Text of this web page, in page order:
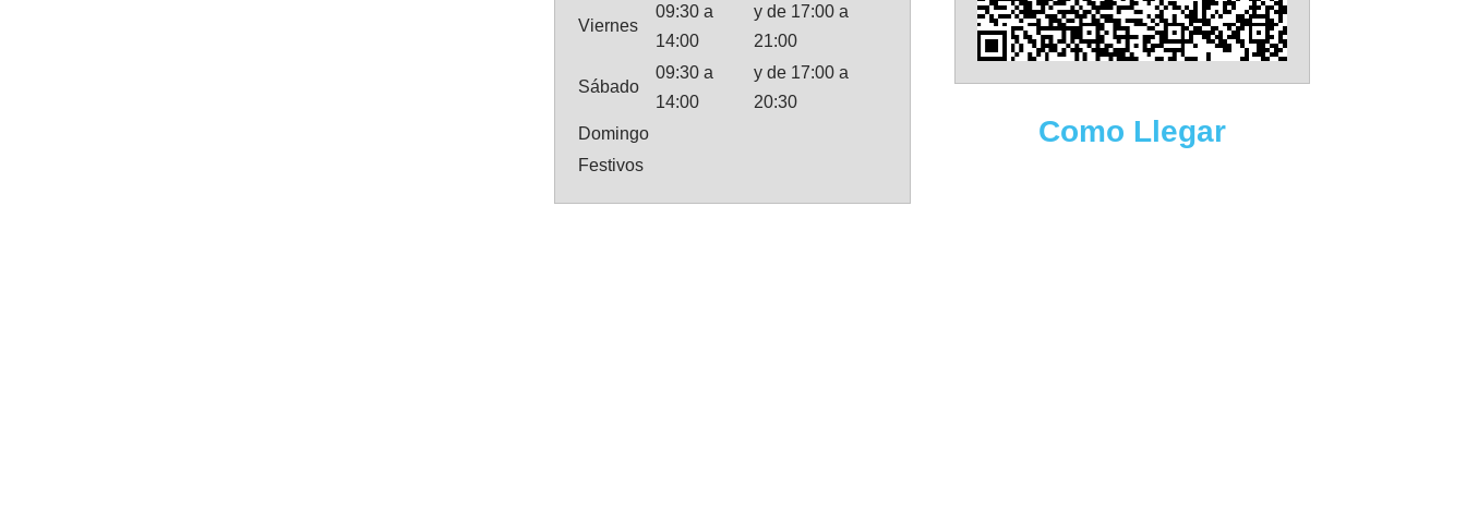
Viernes
09:30 a
14:00
y de 17:00 a
21:00
Sábado
09:30 a
14:00
y de 17:00 a
20:30
Domingo
Festivos
Como Llegar